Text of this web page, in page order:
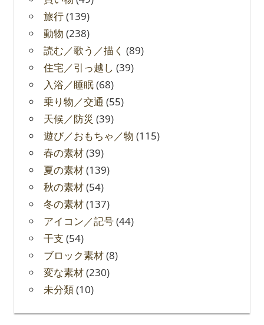
旅行(139)
動物 (238)
読む／歌う／描く (89)
住宅／引っ越し (39)
入浴／睡眠(68)
乗り物／交通 (55)
天候／防災 (39)
遊び／おもちゃ／物 (115)
春の素材(39)
夏の素材(139)
秋の素材(54)
冬の素材(137)
アイコン／記号(44)
干支 (54)
ブロック素材(8)
変な素材(230)
未分類(10)